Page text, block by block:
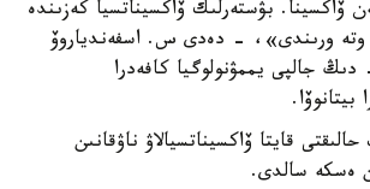
ۆاكسينا. بۋستەرلىك ۆاكسيناتسيا كەزىندە
وتە ورىندى»، - دەدى س. اسفەندياروۆ
جالپى يممۋنولوگيا كافەدرا
قايتا ۆاكسيناتسيالاۋ ناۋقانىن
ەسكە سالدى.